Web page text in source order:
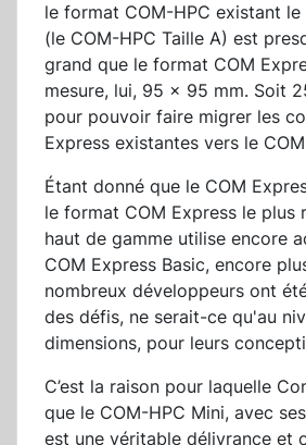
le format COM-HPC existant
(le COM-HPC Taille A) est
grand que le format COM
mesure, lui, 95 x 95 mm. Soit
pour pouvoir faire migrer les
Express existantes vers le
Étant donné que le COM
le format COM Express le plus
haut de gamme utilise encore
COM Express Basic, encore
nombreux développeurs ont
des défis, ne serait-ce qu'au
dimensions, pour leurs
C’est la raison pour laquelle
que le COM-HPC Mini, avec
est une véritable délivrance et